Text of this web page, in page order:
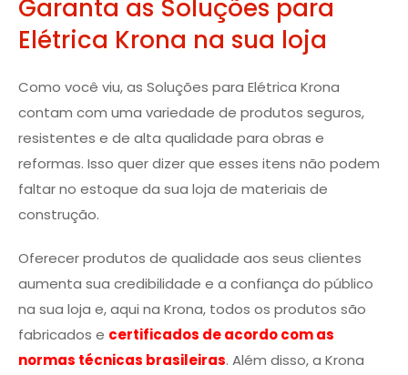
Garanta as Soluções para
Elétrica Krona na sua loja
Como você viu, as Soluções para Elétrica Krona
contam com uma variedade de produtos seguros,
resistentes e de alta qualidade para obras e
reformas. Isso quer dizer que esses itens não podem
faltar no estoque da sua loja de materiais de
construção.
Oferecer produtos de qualidade aos seus clientes
aumenta sua credibilidade e a confiança do público
na sua loja e, aqui na Krona, todos os produtos são
fabricados e certificados de acordo com as
normas técnicas brasileiras. Além disso, a Krona